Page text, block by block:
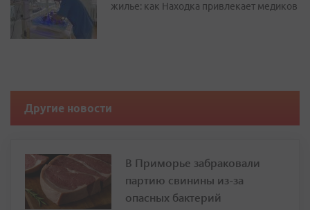
жилье: как Находка привлекает медиков
Другие новости
В Приморье забраковали
партию свинины из-за
опасных бактерий